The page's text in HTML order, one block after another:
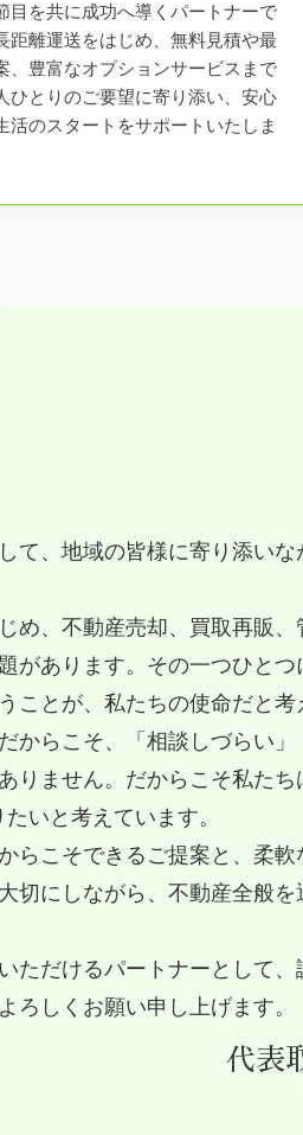
目を共に成功へ導くパートナーで
距離運送をはじめ、無料見積や最
、豊富なオプションサービスまで
ひとりのご要望に寄り添い、安心
活のスタートをサポートいたしま
て、地域の皆様に寄り添い
め、不動産売却、買取再販、
があります。その一つひとつ
ことが、私たちの使命だと考
からこそ、「相談しづらい
りません。だからこそ私たち
いと考えています。
らこそできるご提案と、柔軟
切にしながら、不動産全般を
ただけるパートナーとして、
ろしくお願い申し上げます。
代表